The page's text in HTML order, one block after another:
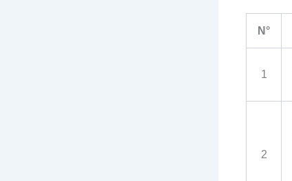
N°
1
2